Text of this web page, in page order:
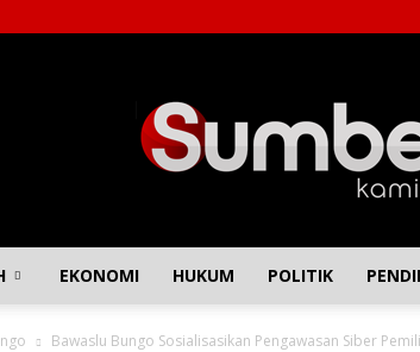
EKONOMI HUKUM POLITIK
Bawaslu Bungo Sosialisasikan Pengawasan Siber